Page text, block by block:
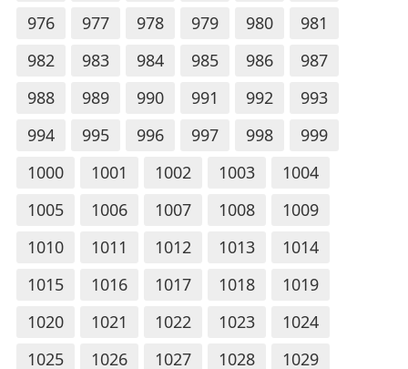
976
977 978 979 980
981
982
983 984 985 986
987
988
989 990 991 992
993
994
995 996 997 998
999
1000
1001 1002 1003
1004
1005
1006 1007 1008
1009
1010
1011 1012 1013
1014
1015
1016 1017 1018
1019
1020
1021 1022 1023
1024
1025
1026 1027 1028 1029